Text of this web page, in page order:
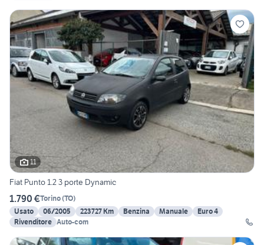
11
Fiat Punto 1.2 3 porte Dynamic
1.790 €Torino(TO)
Usato
06/2005 223727 Km Benzina Manuale
Euro 4
Rivenditore Auto-com